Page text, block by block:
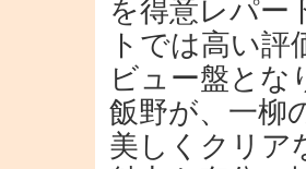
を得意レパー
トでは高い
ビュー盤とな
飯野が、一柳
美しくクリア